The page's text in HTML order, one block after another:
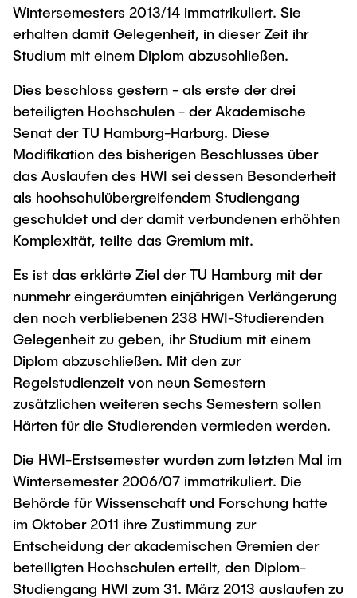
Internal Information
Continuing Education
Research & Transfer News
Interdisciplinary Workshop of the FSP
"Biobased Processes and Reactor
Technologies"
Mechanical Engineering
Study programs
Joint School of Multidisciplinary Studies
Institutes
Wintersemesters 2013/14 immatrikuliert. Sie
erhalten damit Gelegenheit, in dieser Zeit ihr
Studium mit einem Diplom abzuschließen.
Dies beschloss gestern - als erste der drei
beteiligten Hochschulen - der Akademische
Senat der TU Hamburg-Harburg. Diese
Modifikation des bisherigen Beschlusses über
das Auslaufen des HWI sei dessen Besonderheit
als hochschulübergreifendem Studiengang
geschuldet und der damit verbundenen erhöhten
Komplexität, teilte das Gremium mit.
Es ist das erklärte Ziel der TU Hamburg mit der
nunmehr eingeräumten einjährigen Verlängerung
den noch verbliebenen 238 HWI-Studierenden
Gelegenheit zu geben, ihr Studium mit einem
Diplom abzuschließen. Mit den zur
Regelstudienzeit von neun Semestern
zusätzlichen weiteren sechs Semestern sollen
Härten für die Studierenden vermieden werden.
Die HWI-Erstsemester wurden zum letzten Mal im
Wintersemester 2006/07 immatrikuliert. Die
Behörde für Wissenschaft und Forschung hatte
im Oktober 2011 ihre Zustimmung zur
Entscheidung der akademischen Gremien der
beteiligten Hochschulen erteilt, den Diplom-
Studiengang HWI zum 31. März 2013 auslaufen zu